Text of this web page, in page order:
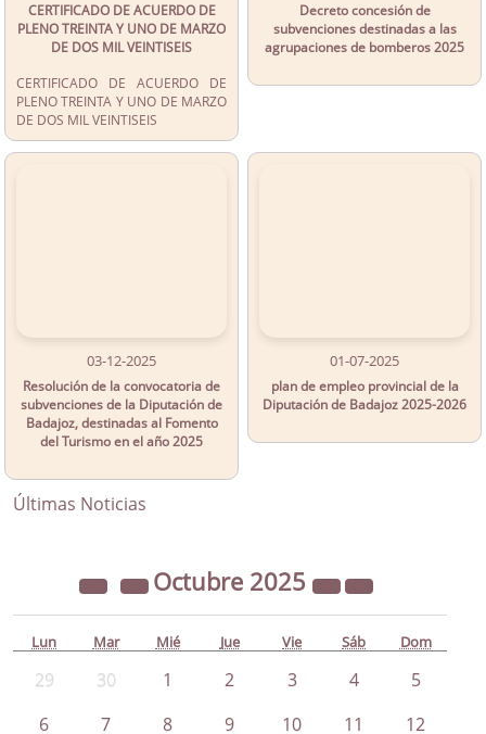
CERTIFICADO DE ACUERDO DE
PLENO TREINTA Y UNO DE MARZO
DE DOS MIL VEINTISEIS
CERTIFICADO DE ACUERDO DE
PLENO TREINTA Y UNO DE MARZO
DE DOS MIL VEINTISEIS
Decreto concesión de
subvenciones destinadas a las
agrupaciones de bomberos 2025
03-12-2025
Resolución de la convocatoria de
subvenciones de la Diputación de
Badajoz, destinadas al Fomento
del Turismo en el año 2025
01-07-2025
plan de empleo provincial de la
Diputación de Badajoz 2025-2026
Últimas Noticias
Octubre 2025
Lun Mar Mié Jue Vie Sáb Dom
29 30 1 2 3 4
5
6
7 8 9 10 11 12